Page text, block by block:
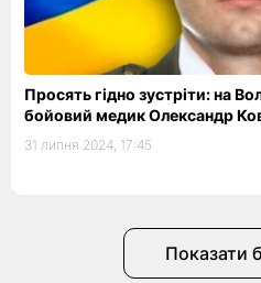
Просять гідно зустріти: на
бойовий медик Олександр
31 липня 2024, 17:45
Показати